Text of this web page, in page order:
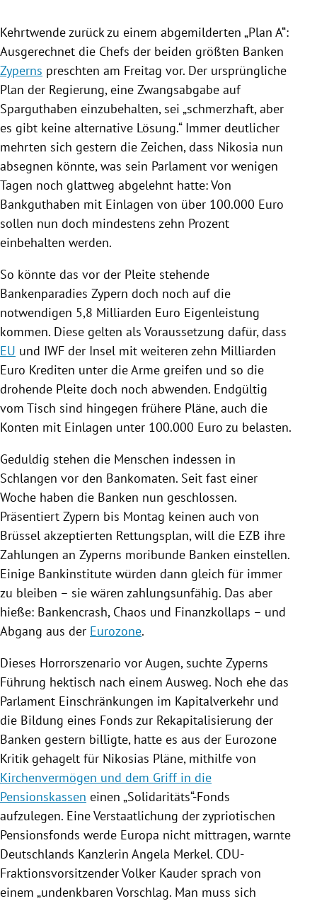
Untermenü
Kehrtwendezurück zu einem abgemilderten „Plan A“:
Ausgerechnet die Chefs der beiden größten Banken
Zyperns preschten am Freitag vor. Der ursprüngliche
Plan der Regierung, eine Zwangsabgabe auf
Sparguthaben einzubehalten, sei „schmerzhaft, aber
es gibt keine alternative Lösung.“ Immer deutlicher
mehrten sich gestern die Zeichen, dass Nikosia nun
absegnen könnte, was sein Parlament vor wenigen
Tagen noch glattweg abgelehnt hatte: Von
Bankguthaben mit Einlagen von über 100.000 Euro
sollen nun doch mindestens zehn Prozent
einbehalten werden.
So könnte das vor der Pleite stehende
Bankenparadies Zypern doch noch auf die
notwendigen 5,8 Milliarden Euro Eigenleistung
kommen. Diese gelten als Voraussetzung dafür, dass
EU und IWF der Insel mit weiteren zehn Milliarden
Euro Krediten unter die Arme greifen und so die
drohende Pleite doch noch abwenden. Endgültig
vom Tisch sind hingegen frühere Pläne, auch die
Konten mit Einlagen unter 100.000 Euro zu belasten.
Geduldig stehen die Menschen indessen in
Schlangen vor den Bankomaten. Seit fast einer
Woche haben die Banken nun geschlossen.
Präsentiert Zypern bis Montag keinen auch von
Brüssel akzeptierten Rettungsplan, will die EZB ihre
Zahlungen an Zyperns moribunde Banken einstellen.
Einige Bankinstitute würden dann gleich für immer
zu bleiben – sie wären zahlungsunfähig. Das aber
hieße: Bankencrash, Chaos und Finanzkollaps – und
Abgang aus der Eurozone.
Dieses Horrorszenario vor Augen, suchte Zyperns
Führung hektisch nach einem Ausweg. Noch ehe das
Parlament Einschränkungen im Kapitalverkehr und
die Bildung eines Fonds zur Rekapitalisierung der
Banken gestern billigte, hatte es aus der Eurozone
Kritik gehagelt für Nikosias Pläne, mithilfe von
Kirchenvermögen und dem Griff in die
Pensionskassen einen „Solidaritäts“-Fonds
aufzulegen. Eine Verstaatlichung der zypriotischen
Pensionsfonds werde Europa nicht mittragen, warnte
Deutschlands Kanzlerin Angela Merkel. CDU-
FraktionsvorsitzenderVolker Kauder sprach von
einem „undenkbaren Vorschlag. Man muss sich